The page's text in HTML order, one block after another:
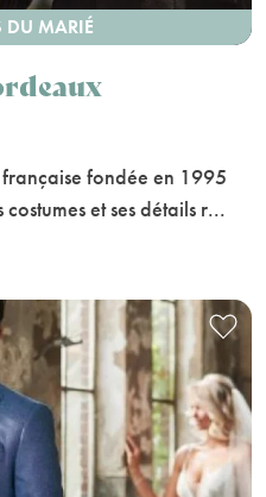
DU MARIÉ
française fondée en 1995
et ses détails r...